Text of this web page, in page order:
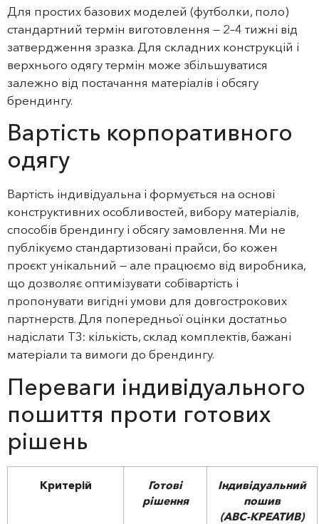
Для простих базових моделей (футболки, поло)
стандартний термін виготовлення — 2–4 тижні від
затвердження зразка. Для складних конструкцій і
верхнього одягу термін може збільшуватися
залежно від постачання матеріалів і обсягу
брендингу.
Вартість корпоративного
одягу
Вартість індивідуальна і формується на основі
конструктивних особливостей, вибору матеріалів,
способів брендингу і обсягу замовлення. Ми не
публікуємо стандартизовані прайси, бо кожен
проєкт унікальний — але працюємо від виробника,
що дозволяє оптимізувати собівартість і
пропонувати вигідні умови для довгострокових
партнерств. Для попередньої оцінки достатньо
надіслати ТЗ: кількість, склад комплектів, бажані
матеріали та вимоги до брендингу.
Переваги індивідуального
пошиття проти готових
рішень
Критерій
Готові
рішення
Індивідуальний
пошив
(АВС‑КРЕАТИВ)